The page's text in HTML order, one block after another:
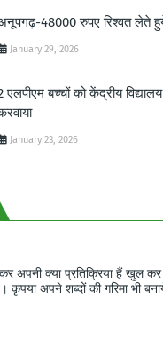
48000 रुपए रिश्वत लेते हुये
January 29, 2026
एलपीएम बच्चों को केंद्रीय
January 23, 2026
अपनी क्या प्रतिक्रिया हैं खुल कर
अपने शब्दों की गरिमा भी